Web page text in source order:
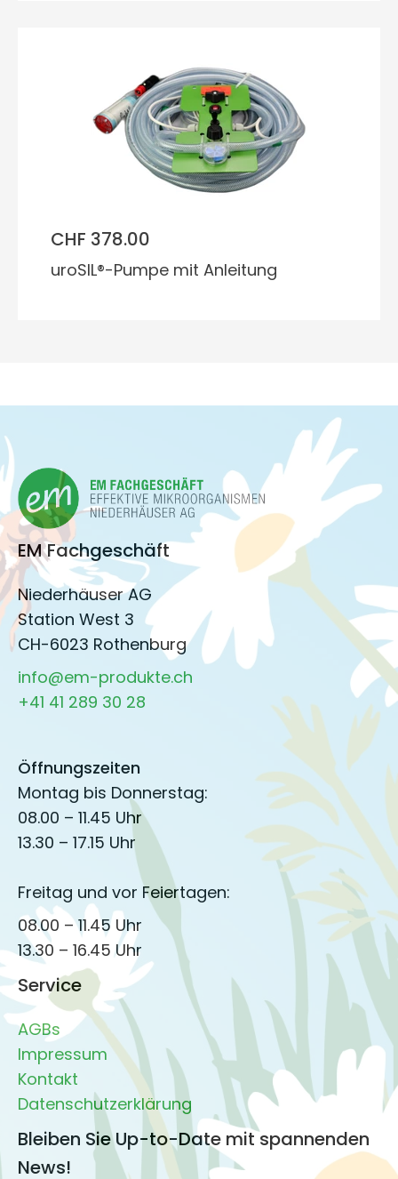
CHF 378.00
uroSIL®-Pumpe mit Anleitung
EM Fachgeschäft
Niederhäuser AG
Station West 3
CH-6023 Rothenburg
info@em-produkte.ch
+41 41 289 30 28
Öffnungszeiten
Montag bis Donnerstag:
08.00 – 11.45 Uhr
13.30 – 17.15 Uhr
Freitag und vor Feiertagen:
08.00 – 11.45 Uhr
13.30 – 16.45 Uhr
Service
AGBs
Impressum
Kontakt
Datenschutzerklärung
Bleiben Sie Up-to-Date mit spannenden
News!